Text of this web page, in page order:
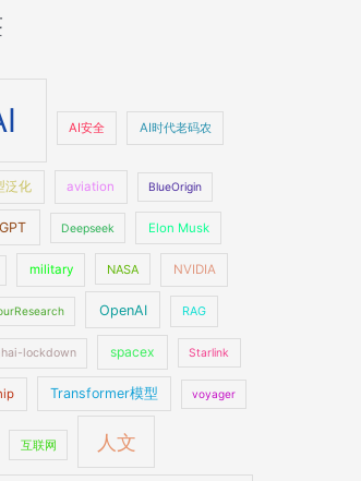
AI安全 AI时代老码农
泛化 aviation BlueOrigin
Deepseek Elon Musk
military NASA NVIDIA
OpenAI RAG
lockdown spacex Starlink
Transformer模型 voyager
互联网 人文